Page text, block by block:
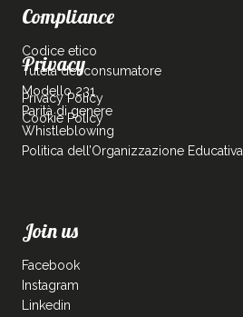
Compliance
Codice etico
Tutela del consumatore
Modello 231
Parità di genere
Whistleblowing
Politica dell’Organizzazione Educativa
Privacy
Privacy Policy
Cookie Policy
Join us
Facebook
Instagram
Linkedin